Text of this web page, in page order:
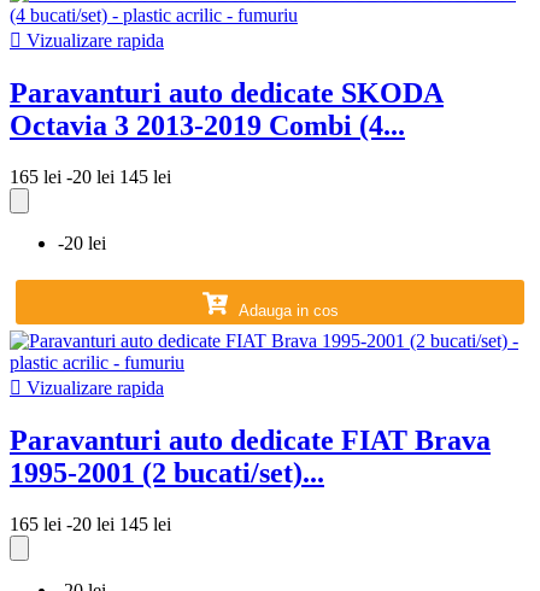
 Vizualizare rapida
Paravanturi auto dedicate SKODA
Octavia 3 2013-2019 Combi (4...
165 lei -20 lei 145 lei
-20 lei
Adauga in cos
 Vizualizare rapida
Paravanturi auto dedicate FIAT Brava
1995-2001 (2 bucati/set)...
165 lei -20 lei 145 lei